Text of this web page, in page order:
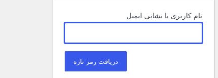
نام کاربری یا نشانی ایمیل